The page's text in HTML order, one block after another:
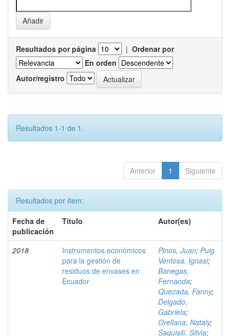
Resultados por página | Ordenar por
En orden
Autor/registro
Resultados 1-1 de 1.
Anterior 1 Siguiente
Resultados por ítem:
Fecha de
publicación
Título Autor(es)
2018
Instrumentos económicos
para la gestión de
residuos de envases en
Ecuador
Pinos, Juan; Puig
Ventosa, Ignasi;
Banegas,
Fernanda;
Quezada, Fanny;
Delgado,
Gabriela;
Orellana, Nataly;
Saquisilí, Silvia;